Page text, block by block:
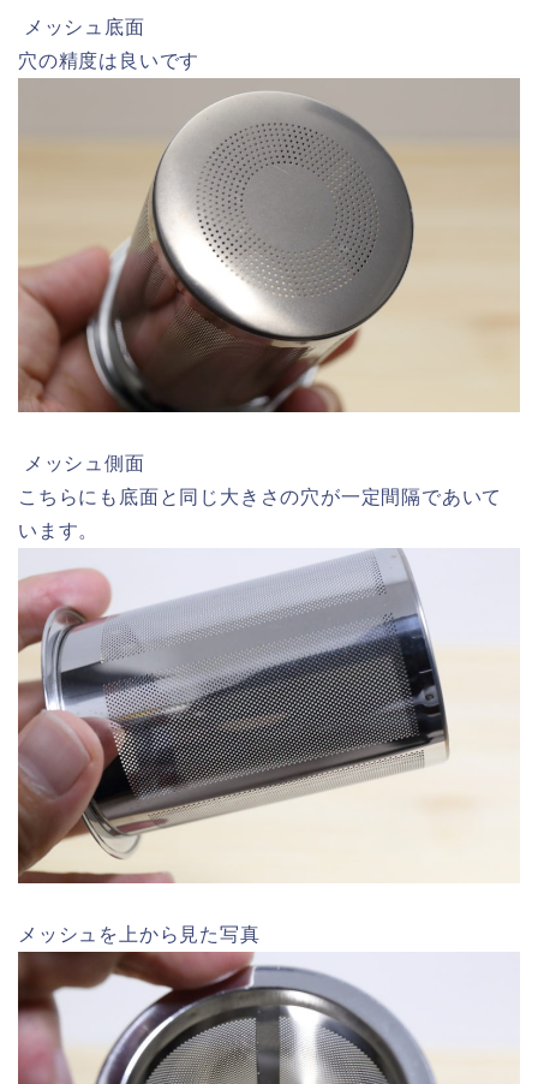
メッシュ底面
穴の精度は良いです
メッシュ側面
こちらにも底面と同じ大きさの穴が一定間隔であいて
います。
メッシュを上から見た写真